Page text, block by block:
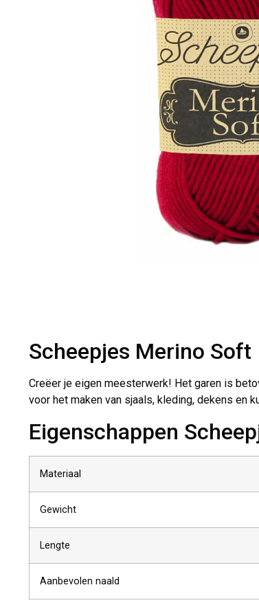
Scheepjes Merino Soft
Creëer je eigen meesterwerk! Het garen is
voor het maken van sjaals, kleding, dekens en
Eigenschappen
Materiaal
Gewicht
Lengte
Aanbevolen naald